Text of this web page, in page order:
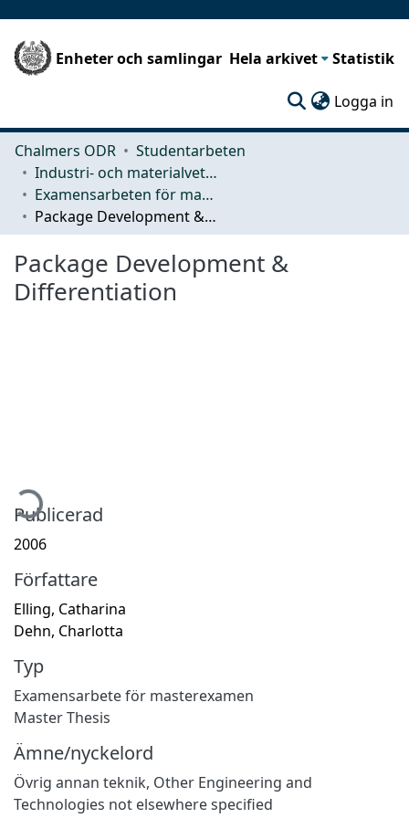
Enheter och samlingar Hela arkivet Statistik
Logga in
Chalmers ODR
Studentarbeten
Industri- och materialvetenskap (IMS)
Examensarbeten för masterexamen
Package Development & Differentiation
Package Development &
Differentiation
Publicerad
2006
Författare
Elling, Catharina
Dehn, Charlotta
Typ
Examensarbete för masterexamen
Master Thesis
Ämne/nyckelord
Övrig annan teknik, Other Engineering and
Technologies not elsewhere specified